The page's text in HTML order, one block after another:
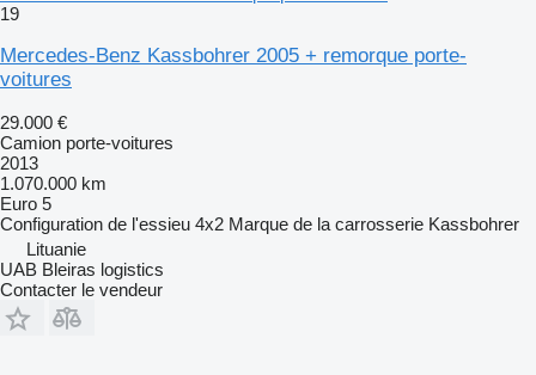
19
Mercedes-Benz Kassbohrer 2005 + remorque porte-
voitures
29.000 €
Camion porte-voitures
2013
1.070.000 km
Euro 5
Configuration de l'essieu 4x2 Marque de la carrosserie Kassbohrer
Lituanie
UAB Bleiras logistics
Contacter le vendeur